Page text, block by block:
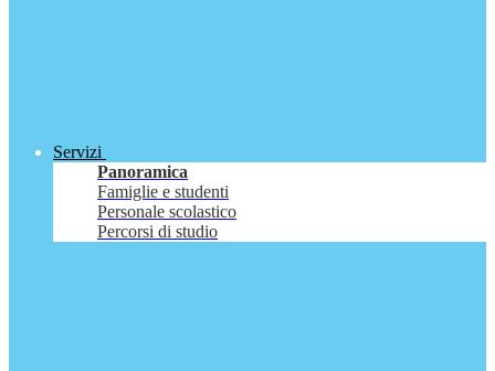
Servizi
Panoramica
Famiglie e studenti
Personale scolastico
Percorsi di studio